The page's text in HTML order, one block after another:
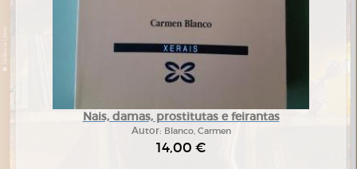
Nais, damas, prostitutas e feirantas
Autor: Blanco, Carmen
14,00 €